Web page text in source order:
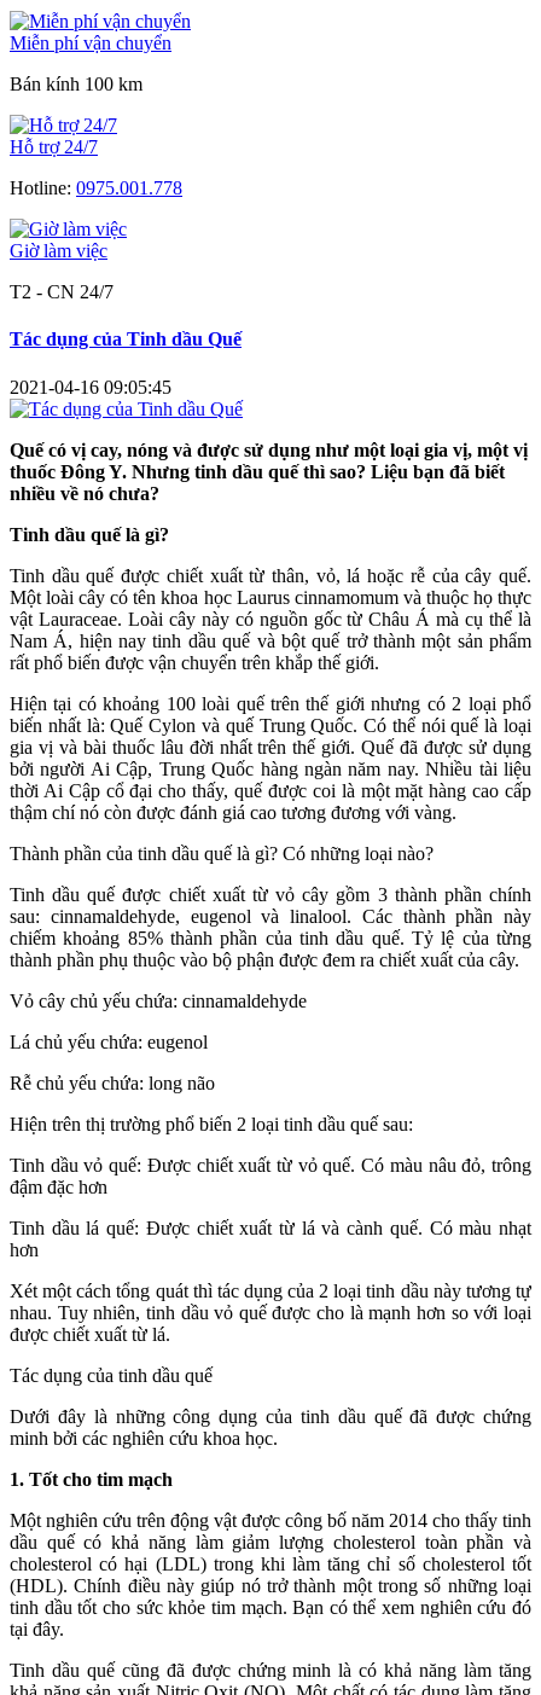
Miễn phí vận chuyển
Bán kính 100 km
Hỗ trợ 24/7
Hotline: 0975.001.778
Giờ làm việc
T2 - CN 24/7
Tác dụng của Tinh dầu Quế
2021-04-16 09:05:45
Quế có vị cay, nóng và được sử dụng như một loại gia vị, một vị
thuốc Đông Y. Nhưng tinh dầu quế thì sao? Liệu bạn đã biết
nhiều về nó chưa?
Tinh dầu quế là gì?
Tinh dầu quế được chiết xuất từ thân, vỏ, lá hoặc rễ của cây quế.
Một loài cây có tên khoa học Laurus cinnamomum và thuộc họ thực
vật Lauraceae. Loài cây này có nguồn gốc từ Châu Á mà cụ thể là
Nam Á, hiện nay tinh dầu quế và bột quế trở thành một sản phẩm
rất phổ biến được vận chuyển trên khắp thế giới.
Hiện tại có khoảng 100 loài quế trên thế giới nhưng có 2 loại phổ
biến nhất là: Quế Cylon và quế Trung Quốc. Có thể nói quế là loại
gia vị và bài thuốc lâu đời nhất trên thế giới. Quế đã được sử dụng
bởi người Ai Cập, Trung Quốc hàng ngàn năm nay. Nhiều tài liệu
thời Ai Cập cổ đại cho thấy, quế được coi là một mặt hàng cao cấp
thậm chí nó còn được đánh giá cao tương đương với vàng.
Thành phần của tinh dầu quế là gì? Có những loại nào?
Tinh dầu quế được chiết xuất từ vỏ cây gồm 3 thành phần chính
sau: cinnamaldehyde, eugenol và linalool. Các thành phần này
chiếm khoảng 85% thành phần của tinh dầu quế. Tỷ lệ của từng
thành phần phụ thuộc vào bộ phận được đem ra chiết xuất của cây.
Vỏ cây chủ yếu chứa: cinnamaldehyde
Lá chủ yếu chứa: eugenol
Rễ chủ yếu chứa: long não
Hiện trên thị trường phổ biến 2 loại tinh dầu quế sau:
Tinh dầu vỏ quế: Được chiết xuất từ vỏ quế. Có màu nâu đỏ, trông
đậm đặc hơn
Tinh dầu lá quế: Được chiết xuất từ lá và cành quế. Có màu nhạt
hơn
Xét một cách tổng quát thì tác dụng của 2 loại tinh dầu này tương tự
nhau. Tuy nhiên, tinh dầu vỏ quế được cho là mạnh hơn so với loại
được chiết xuất từ lá.
Tác dụng của tinh dầu quế
Dưới đây là những công dụng của tinh dầu quế đã được chứng
minh bởi các nghiên cứu khoa học.
1. Tốt cho tim mạch
Một nghiên cứu trên động vật được công bố năm 2014 cho thấy tinh
dầu quế có khả năng làm giảm lượng cholesterol toàn phần và
cholesterol có hại (LDL) trong khi làm tăng chỉ số cholesterol tốt
(HDL). Chính điều này giúp nó trở thành một trong số những loại
tinh dầu tốt cho sức khỏe tim mạch. Bạn có thể xem nghiên cứu đó
tại đây.
Tinh dầu quế cũng đã được chứng minh là có khả năng làm tăng